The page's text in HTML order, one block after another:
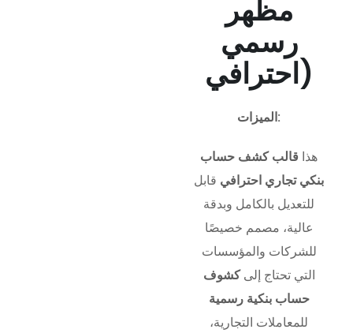
مظهر
رسمي
احترافي)
الميزات:
هذا قالب كشف حساب
بنكي تجاري احترافي قابل
للتعديل بالكامل وبدقة
عالية، مصمم خصيصًا
للشركات والمؤسسات
التي تحتاج إلىكشوف
حساب بنكية رسمية
للمعاملات التجارية،